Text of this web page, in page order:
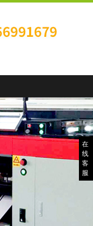
在
线
客
服